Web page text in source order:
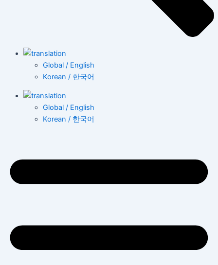
Global / English
Korean / 한국어
Global / English
Korean / 한국어